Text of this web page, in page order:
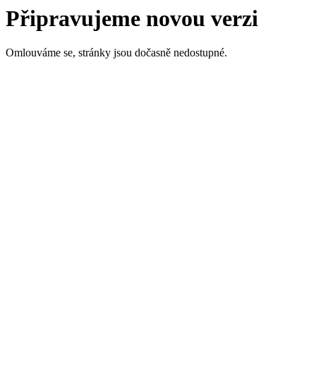
Připravujeme novou verzi
Omlouváme se, stránky jsou dočasně nedostupné.